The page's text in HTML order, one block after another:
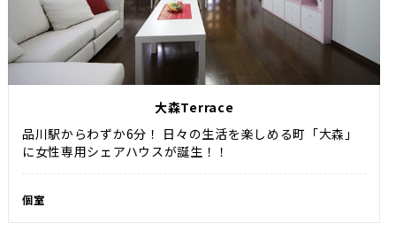
大森Terrace
品川駅からわずか6分！ 日々の生活を楽しめる町「大森」
に女性専用シェアハウスが誕生！！
個室